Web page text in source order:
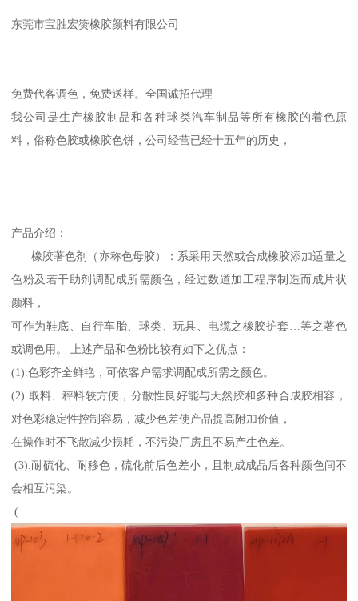
东莞市宝胜宏赞橡胶颜料有限公司
免费代客调色，免费送样。全国诚招代理
我公司是生产橡胶制品和各种球类汽车制品等所有橡胶的着色原
料，俗称色胶或橡胶色饼，公司经营已经十五年的历史，
产品介绍：
橡胶著色剂（亦称色母胶）：系采用天然或合成橡胶添加适量之
色粉及若干助剂调配成所需颜色，经过数道加工程序制造而成片状
颜料，
可作为鞋底、自行车胎、球类、玩具、电缆之橡胶护套…等之著色
或调色用。 上述产品和色粉比较有如下之优点：
(1).色彩齐全鲜艳，可依客户需求调配成所需之颜色。
(2).取料、秤料较方便，分散性良好能与天然胶和多种合成胶相容，
对色彩稳定性控制容易，减少色差使产品提高附加价值，
在操作时不飞散减少损耗，不污染厂房且不易产生色差。
(3).耐硫化、耐移色，硫化前后色差小，且制成成品后各种颜色间不
会相互污染。
(